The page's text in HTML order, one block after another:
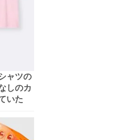
ャツの
しのカ
いた